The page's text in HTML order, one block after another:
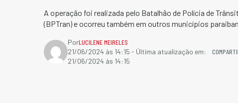
A operação foi realizada pelo Batalhão de Polícia de
(BPTran) e ocorreu também em outros municípios
PorLUCILENE MEIRELES
21/06/2024 às 14:15 - Última atualização em:
21/06/2024 às 14:15